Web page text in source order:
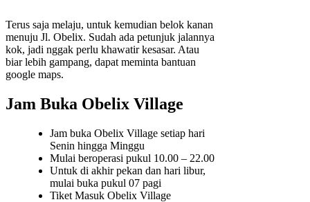
Terus saja melaju, untuk kemudian belok kanan
menuju Jl. Obelix. Sudah ada petunjuk jalannya
kok, jadi nggak perlu khawatir kesasar. Atau
biar lebih gampang, dapat meminta bantuan
google maps.
Jam Buka Obelix Village
Jam buka Obelix Village setiap hari
Senin hingga Minggu
Mulai beroperasi pukul 10.00 – 22.00
Untuk di akhir pekan dan hari libur,
mulai buka pukul 07 pagi
Tiket Masuk Obelix Village